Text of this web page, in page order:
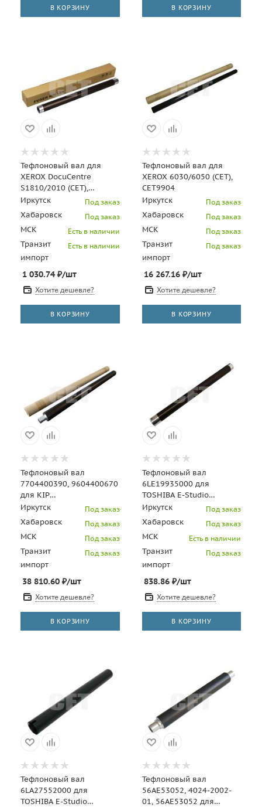
В КОРЗИНУ В КОРЗИНУ
Тефлоновый вал для
XEROX DocuCentre
S1810/2010 (CET),
CET7900
Иркутск Под заказ
Хабаровск Под заказ
МСК Есть в наличии
Транзит
импорт
Есть в наличии
1 030.74₽/шт
Хотите дешевле?
В КОРЗИНУ
Тефлоновый вал для
XEROX 6030/6050 (CET),
CET9904
Иркутск
Под заказ
Хабаровск Под заказ
МСК Под заказ
Транзит
импорт
Под заказ
16 267.16₽/шт
Хотите дешевле?
В КОРЗИНУ
Тефлоновый вал
7704400390, 9604400670
для KIP
5000/6000/7000/8000/9000
(CET), CET9900
Иркутск Под заказ
Хабаровск Под заказ
МСК Под заказ
Транзит
импорт
Под заказ
38 810.60 ₽/шт
Хотите дешевле?
В КОРЗИНУ
Тефлоновый вал
6LE19935000 для
TOSHIBA E-Studio
163/182/212/242 (CET),
CET3189
Иркутск Под заказ
Хабаровск Под заказ
МСК Есть в наличии
Транзит
импорт
Под заказ
838.86₽/шт
Хотите дешевле?
В КОРЗИНУ
Тефлоновый вал
6LA27552000 для
TOSHIBA E-Studio
Тефлоновый вал
56AE53052, 4024-2002-
01, 56AE53052 для